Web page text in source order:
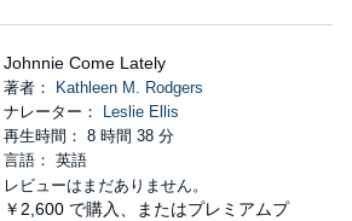
Johnnie Come Lately
著者：
Kathleen M. Rodgers
ナレーター：
Leslie Ellis
再生時間： 8 時間 38 分
言語： 英語
レビューはまだありません。
￥2,600 で購入、またはプレミアムプ